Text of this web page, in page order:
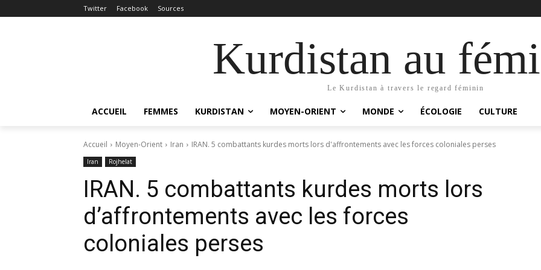
Twitter Facebook Sources
Kurdistan au
Le Kurdistan à travers le regard féminin
ACCUEIL FEMMES KURDISTAN MOYEN-ORIENT MONDE ÉCOLOGIE CULTURE
Accueil Moyen-Orient Iran IRAN. 5 combattants kurdes morts lors d'affrontements avec les forces coloniales perses
Iran Rojhelat
IRAN. 5 combattants kurdes morts lors
d’affrontements avec les forces
coloniales perses